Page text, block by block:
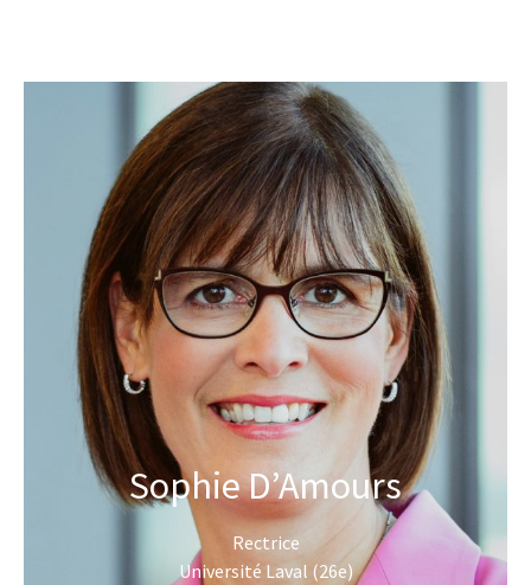
Sophie D’Amours
Rectrice
Université Laval (26e)